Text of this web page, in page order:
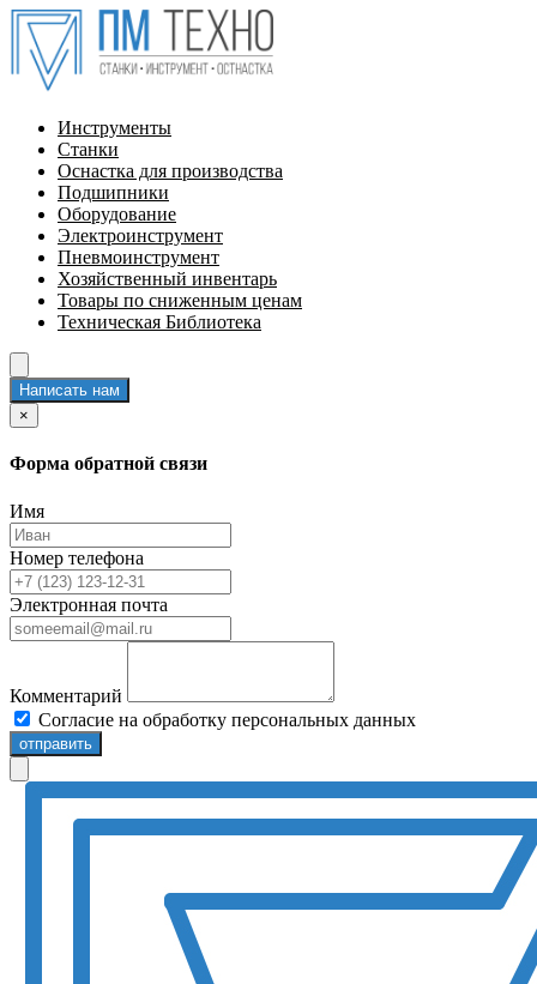
Инструменты
Станки
Оснастка для производства
Подшипники
Оборудование
Электроинструмент
Пневмоинструмент
Хозяйственный инвентарь
Товары по сниженным ценам
Техническая Библиотека
Написать нам
×
Форма обратной связи
Имя
Номер телефона
Электронная почта
Комментарий
Согласие на обработку персональных данных
отправить